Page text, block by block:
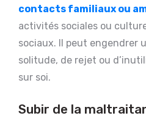
contacts familiaux ou
activités sociales ou
sociaux. Il peut engendrer
solitude, de rejet ou
sur soi.
Subir de la